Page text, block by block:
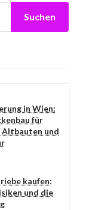
Suchen
in Wien:
für
und
kaufen:
und die